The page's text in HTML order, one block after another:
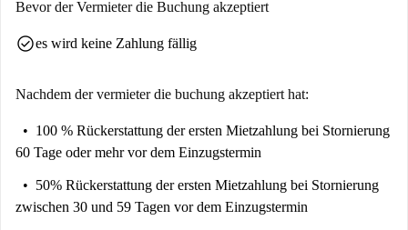
Bevor der Vermieter die Buchung akzeptiert
check_circlees wird keine Zahlung fällig
Nachdem der vermieter die buchung akzeptiert hat:
100 % Rückerstattung der ersten Mietzahlung bei Stornierung
60 Tage oder mehr vor dem Einzugstermin
50% Rückerstattung der ersten Mietzahlung bei Stornierung
zwischen 30 und 59 Tagen vor dem Einzugstermin